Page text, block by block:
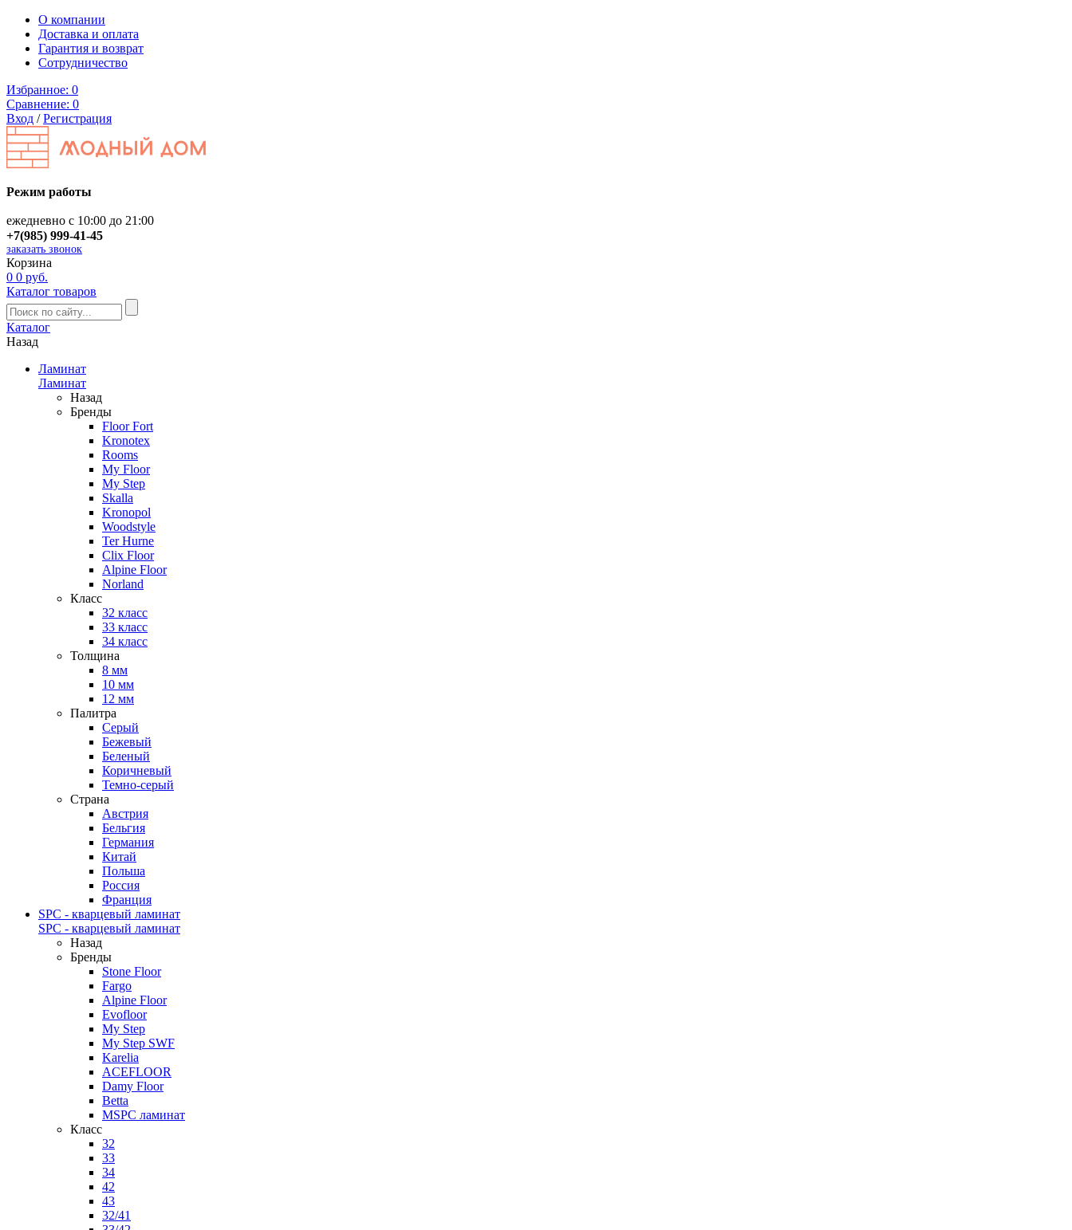
О компании
Доставка и оплата
Гарантия и возврат
Сотрудничество
Избранное: 0
Сравнение: 0
Вход /Регистрация
Режим работы
ежедневно с 10:00 до 21:00
+7(985) 999-41-45
заказать звонок
Корзина
0 0 руб.
Каталог товаров
Каталог
Назад
Ламинат
Ламинат
Назад
Бренды
Floor Fort
Kronotex
Rooms
My Floor
My Step
Skalla
Kronopol
Woodstyle
Ter Hurne
Clix Floor
Alpine Floor
Norland
Класс
32 класс
33 класс
34 класс
Толщина
8 мм
10 мм
12 мм
Палитра
Серый
Бежевый
Беленый
Коричневый
Темно-серый
Страна
Австрия
Бельгия
Германия
Китай
Польша
Россия
Франция
SPC - кварцевый ламинат
SPC - кварцевый ламинат
Назад
Бренды
Stone Floor
Fargo
Alpine Floor
Evofloor
My Step
My Step SWF
Karelia
ACEFLOOR
Damy Floor
Betta
MSPC ламинат
Класс
32
33
34
42
43
32/41